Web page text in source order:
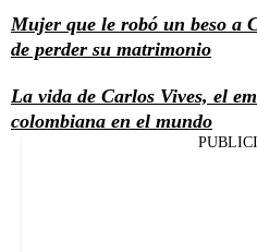
Mujer que le robó un beso a
de perder su matrimonio
La vida de Carlos Vives, el
colombiana en el mundo